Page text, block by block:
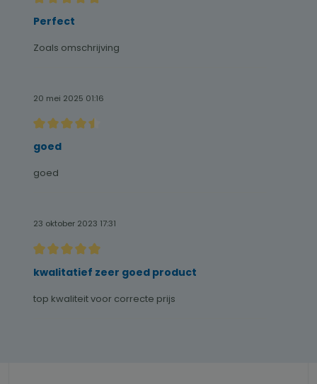
Recensie met een waardering van 5 van de 5 sterren
Perfect
Zoals omschrijving
20 mei 2025 01:16
Recensie met een waardering van 4.5 van de 5 sterren
goed
goed
23 oktober 2023 17:31
Recensie met een waardering van 5 van de 5 sterren
kwalitatief zeer goed product
top kwaliteit voor correcte prijs